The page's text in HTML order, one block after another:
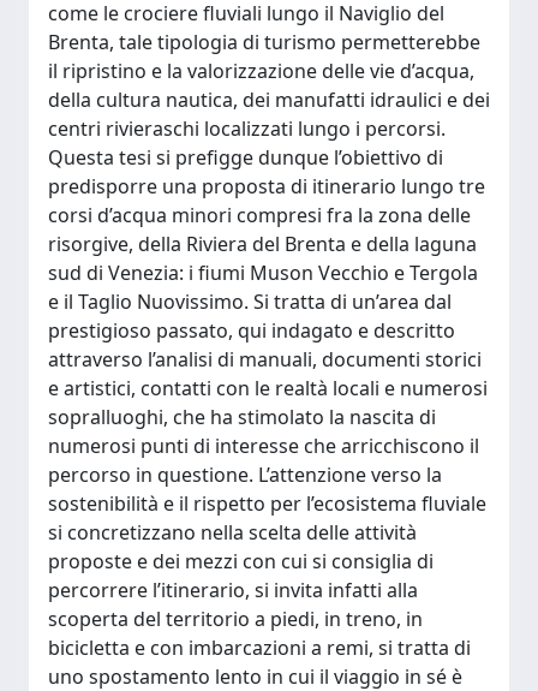
come le crociere fluviali lungo il Naviglio del
Brenta, tale tipologia di turismo permetterebbe
il ripristino e la valorizzazione delle vie d’acqua,
della cultura nautica, dei manufatti idraulici e dei
centri rivieraschi localizzati lungo i percorsi.
Questa tesi si prefigge dunque l’obiettivo di
predisporre una proposta di itinerario lungo tre
corsi d’acqua minori compresi fra la zona delle
risorgive, della Riviera del Brenta e della laguna
sud di Venezia: i fiumi Muson Vecchio e Tergola
e il Taglio Nuovissimo. Si tratta di un’area dal
prestigioso passato, qui indagato e descritto
attraverso l’analisi di manuali, documenti storici
e artistici, contatti con le realtà locali e numerosi
sopralluoghi, che ha stimolato la nascita di
numerosi punti di interesse che arricchiscono il
percorso in questione. L’attenzione verso la
sostenibilità e il rispetto per l’ecosistema fluviale
si concretizzano nella scelta delle attività
proposte e dei mezzi con cui si consiglia di
percorrere l’itinerario, si invita infatti alla
scoperta del territorio a piedi, in treno, in
bicicletta e con imbarcazioni a remi, si tratta di
uno spostamento lento in cui il viaggio in sé è